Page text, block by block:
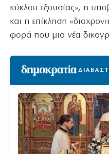
κύκλου εξουσίας», η
και η επίκληση
φορά που μια νέα